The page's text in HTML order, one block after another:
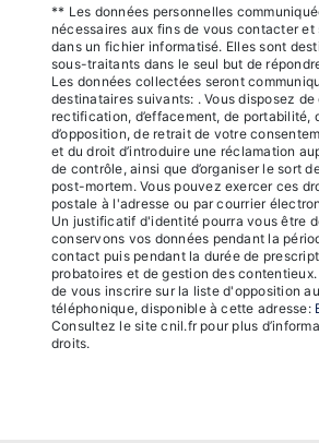
** Les données personnelles
nécessaires aux fins de vous contacter et
dans un fichier informatisé. Elles sont
sous-traitants dans le seul but de
Les données collectées seront
destinataires suivants: . Vous disposez de
rectification, d’effacement, de portabilité,
d’opposition, de retrait de votre
et du droit d’introduire une réclamation
de contrôle, ainsi que d’organiser le sort
post-mortem. Vous pouvez exercer ces
postale à l'adresse ou par courrier
Un justificatif d'identité pourra vous être
conservons vos données pendant la
contact puis pendant la durée de
probatoires et de gestion des
de vous inscrire sur la liste d'opposition
téléphonique, disponible à cette adresse:
Consultez le site cnil.fr pour plus
droits.